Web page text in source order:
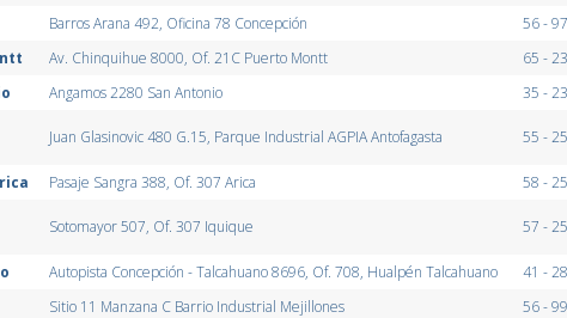
Barros Arana 492, Oficina 78 Concepción 56 -
Av. Chinquihue 8000, Of. 21C Puerto Montt 65 -
Angamos 2280 San Antonio 35 -
Juan Glasinovic 480 G.15, Parque Industrial AGPIA Antofagasta 55 -
Pasaje Sangra 388, Of. 307 Arica 58 -
Sotomayor 507, Of. 307 Iquique 57 -
Autopista Concepción - Talcahuano 8696, Of. 708, Hualpén Talcahuano 41 -
Sitio 11 Manzana C Barrio Industrial Mejillones 56 -